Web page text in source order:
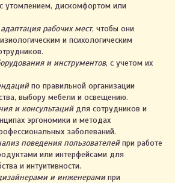
утомлением, дискомфортом или
рабочих мест, чтобы они
и психологическим
и инструментов, с учетом их
по правильной организации
выбору мебели и освещению.
и консультацийдля сотрудников и
эргономики и методах
заболеваний.
поведения пользователейпри работе
или интерфейсами для
и интуитивности.
и инженерамипри